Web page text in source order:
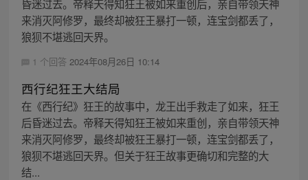
昏迷过去。帝释天得知狂王被如来重创后，亲自带领天神
来消灭阿修罗，最终却被狂王暴打一顿，连宝剑都丢了，
狼狈不堪逃回天界。
1 个回答 2024年08月26日 10:14
西行纪狂王大结局
在《西行纪》狂王的故事中，龙王出手救走了如来，狂王
后昏迷过去。帝释天得知狂王被如来重创，亲自带领天神
来消灭阿修罗，最终却被狂王暴打一顿，连宝剑都丢了，
狼狈不堪逃回天界。但关于狂王故事更确切和完整的大
结...